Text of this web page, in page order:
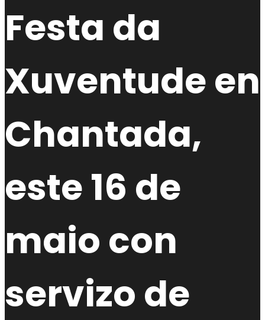
Festa da
Xuventude en
Chantada,
este 16 de
maio con
servizo de